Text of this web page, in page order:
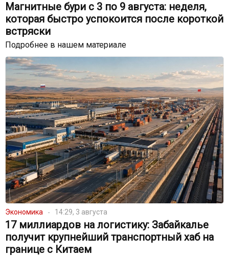
Магнитные бури с 3 по 9 августа: неделя,
которая быстро успокоится после короткой
встряски
Подробнее в нашем материале
Экономика 14:29, 3 августа
17 миллиардов на логистику: Забайкалье
получит крупнейший транспортный хаб на
границе с Китаем